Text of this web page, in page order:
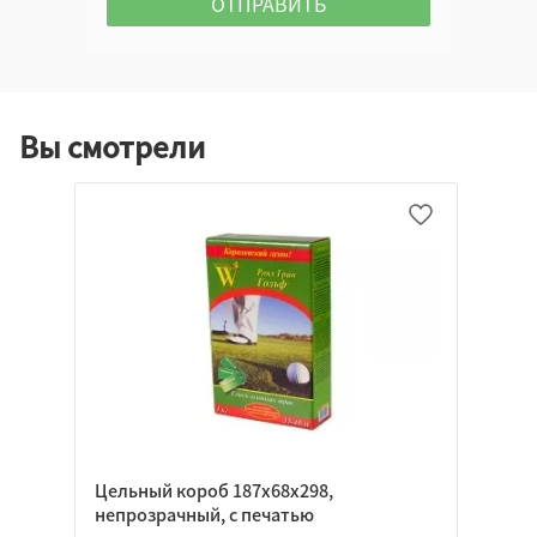
Вы смотрели
Цельный короб 187х68х298,
непрозрачный, с печатью